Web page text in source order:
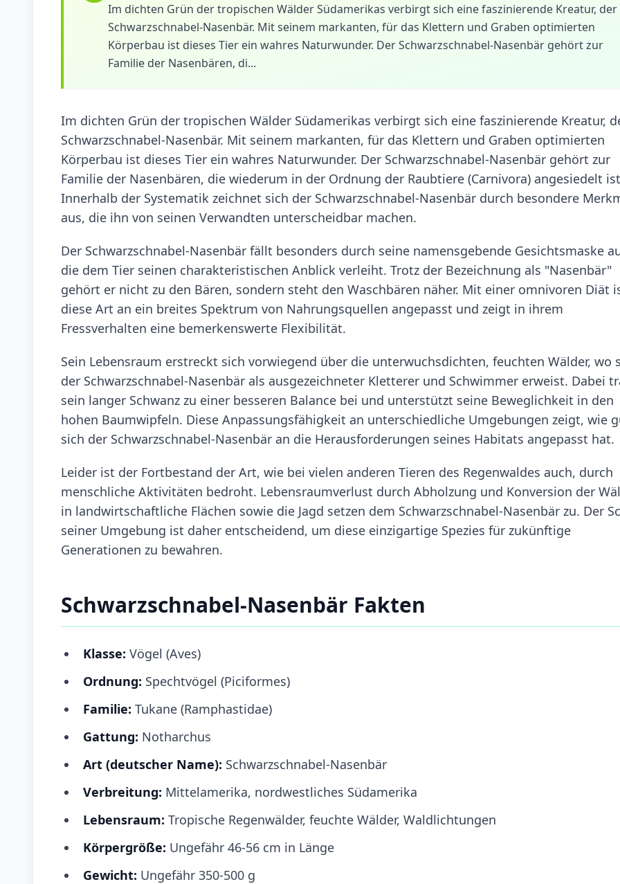
Im dichten Grün der tropischen Wälder Südamerikas verbirgt sich eine faszinierende Kreatur, der
Schwarzschnabel-Nasenbär. Mit seinem markanten, für das Klettern und Graben optimierten
Körperbau ist dieses Tier ein wahres Naturwunder. Der Schwarzschnabel-Nasenbär gehört zur
Familie der Nasenbären, di...
Im dichten Grün der tropischen Wälder Südamerikas verbirgt sich eine faszinierende Kreatur,
Schwarzschnabel-Nasenbär. Mit seinem markanten, für das Klettern und Graben optimierten
Körperbau ist dieses Tier ein wahres Naturwunder. Der Schwarzschnabel-Nasenbär gehört zur
Familie der Nasenbären, die wiederum in der Ordnung der Raubtiere (Carnivora) angesiedelt
Innerhalb der Systematik zeichnet sich der Schwarzschnabel-Nasenbär durch besondere
aus, die ihn von seinen Verwandten unterscheidbar machen.
Der Schwarzschnabel-Nasenbär fällt besonders durch seine namensgebende Gesichtsmaske
die dem Tier seinen charakteristischen Anblick verleiht. Trotz der Bezeichnung als "Nasenbär"
gehört er nicht zu den Bären, sondern steht den Waschbären näher. Mit einer omnivoren Diät
diese Art an ein breites Spektrum von Nahrungsquellen angepasst und zeigt in ihrem
Fressverhalten eine bemerkenswerte Flexibilität.
Sein Lebensraum erstreckt sich vorwiegend über die unterwuchsdichten, feuchten Wälder, wo
der Schwarzschnabel-Nasenbär als ausgezeichneter Kletterer und Schwimmer erweist. Dabei
sein langer Schwanz zu einer besseren Balance bei und unterstützt seine Beweglichkeit in den
hohen Baumwipfeln. Diese Anpassungsfähigkeit an unterschiedliche Umgebungen zeigt, wie
sich der Schwarzschnabel-Nasenbär an die Herausforderungen seines Habitats angepasst hat.
Leider ist der Fortbestand der Art, wie bei vielen anderen Tieren des Regenwaldes auch, durch
menschliche Aktivitäten bedroht. Lebensraumverlust durch Abholzung und Konversion der
in landwirtschaftliche Flächen sowie die Jagd setzen dem Schwarzschnabel-Nasenbär zu. Der
seiner Umgebung ist daher entscheidend, um diese einzigartige Spezies für zukünftige
Generationen zu bewahren.
Schwarzschnabel-Nasenbär Fakten
Klasse: Vögel (Aves)
Ordnung: Spechtvögel (Piciformes)
Familie: Tukane (Ramphastidae)
Gattung: Notharchus
Art (deutscher Name): Schwarzschnabel-Nasenbär
Verbreitung: Mittelamerika, nordwestliches Südamerika
Lebensraum: Tropische Regenwälder, feuchte Wälder, Waldlichtungen
Körpergröße: Ungefähr 46-56 cm in Länge
Gewicht: Ungefähr 350-500 g